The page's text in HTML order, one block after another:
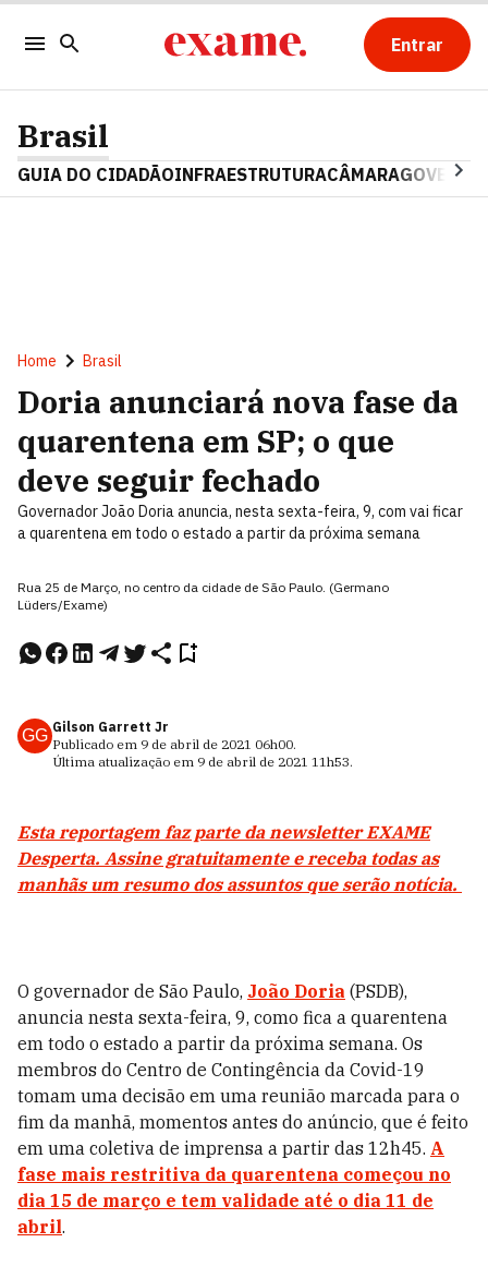
Entrar
Brasil
GUIA DO CIDADÃOINFRAESTRUTURACÂMARAGOVERNO
Home Brasil
Doria anunciará nova fase da
quarentena em SP; o que
deve seguir fechado
Governador João Doria anuncia, nesta sexta-feira, 9, com vai ficar
a quarentena em todo o estado a partir da próxima semana
Rua 25 de Março, no centro da cidade de São Paulo. (Germano
Lüders/Exame)
GG Gilson Garrett Jr
Publicado em 9 de abril de 2021 06h00.
Última atualização em 9 de abril de 2021 11h53.
Esta reportagem faz parte da newsletter EXAME
Desperta. Assine gratuitamente e receba todas as
manhãs um resumo dos assuntos que serão notícia.
O governador de São Paulo, João Doria (PSDB),
anuncia nesta sexta-feira, 9, como fica a quarentena
em todo o estado a partir da próxima semana. Os
membros do Centro de Contingência da Covid-19
tomam uma decisão em uma reunião marcada para o
fim da manhã, momentos antes do anúncio, que é feito
em uma coletiva de imprensa a partir das 12h45. A
fase mais restritiva da quarentena começou no
dia 15 de março e tem validade até o dia 11 de
abril.